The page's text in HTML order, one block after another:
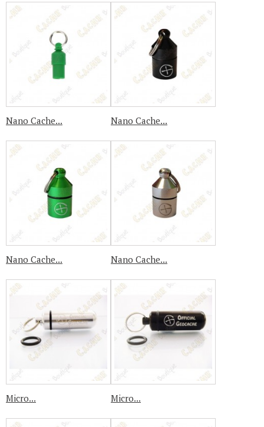
Nano Cache... Nano Cache...
Nano Cache... Nano Cache...
Micro... Micro...